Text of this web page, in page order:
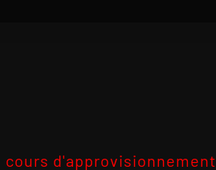
cours d'approvisionnement